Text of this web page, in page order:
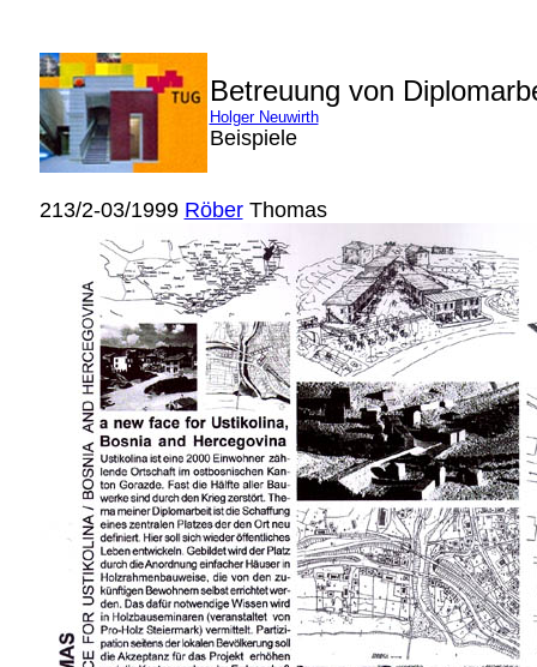
Betreuung von
Holger Neuwirth
Beispiele
213/2-03/1999 RöberThomas